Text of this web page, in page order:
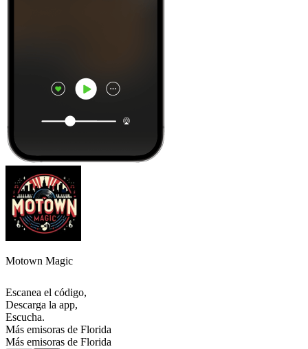
Motown Magic
Escanea el código,
Descarga la app,
Escucha.
Más emisoras de Florida
Más emisoras de Florida